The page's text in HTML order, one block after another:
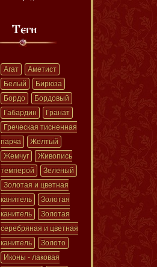
Агат
Аметист
Белый
Бирюза
Бордо
Бордовый
Габардин
Гранат
Греческая тисненная
парча
Желтый
Жемчуг
Живопись
темперой
Зеленый
Золотая и цветная
канитель
Золотая
канитель
Золотая
серебряная и цветная
канитель
Золото
Иконы - лаковая